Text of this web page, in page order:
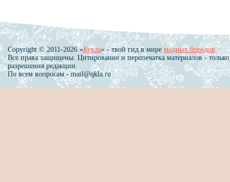
Copyright © 2011-2026 «Кукла» - твой гид в мире модных брендов.
Все права защищены. Цитирование и перепечатка материалов - только
разрешения редакции.
По всем вопросам - mail@qkla.ru